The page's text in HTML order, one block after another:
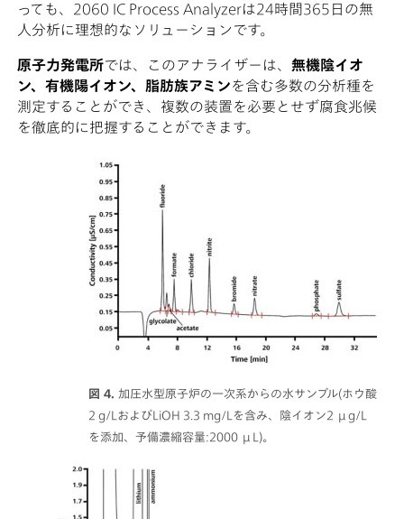
っても、2060 IC Process Analyzerは24時間365日の無
人分析に理想的なソリューションです。
原子力発電所では、このアナライザーは、 無機陰イオ
ン、有機陽イオン、脂肪族アミンを含む多数の分析種を
測定することができ、複数の装置を必要とせず腐食兆候
を徹底的に把握することができます。
図 4. 加圧水型原子炉の一次系からの水サンプル(ホウ酸
2 g/LおよびLiOH 3.3 mg/Lを含み、陰イオン2 μg/L
を添加、予備濃縮容量:2000 μL)。